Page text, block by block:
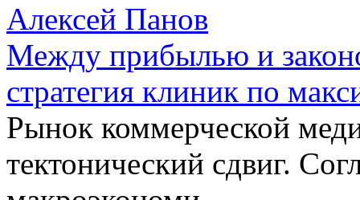
Алексей Панов
Между прибылью и
стратегия клиник по
Рынок коммерческой
тектонический сдвиг.